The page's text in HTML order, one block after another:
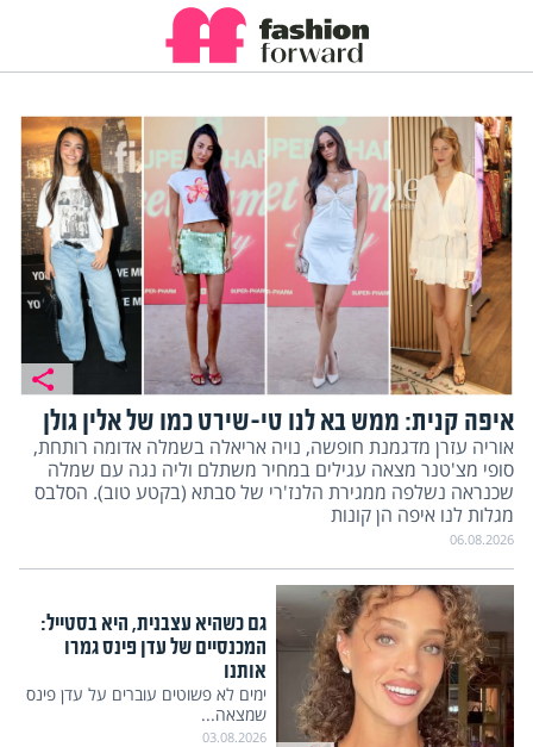
איפה קנית: ממש בא לנו טי-שירט כמו של אלין גולן
אוריה עזרן מדגמנת חופשה, נויה אריאלה בשמלה אדומה רותחת,
סופי מצ'טנר מצאה עגילים במחיר משתלם וליה נגה עם שמלה
שכנראה נשלפה ממגירת הלנז'רי של סבתא (בקטע טוב). הסלבס
מגלות לנו איפה הן קונות
06.08.2026
גם כשהיא עצבנית, היא בסטייל:
המכנסיים של עדן פינס גמרו
אותנו
ימים לא פשוטים עוברים על עדן פינס
שמצאה...
03.08.2026